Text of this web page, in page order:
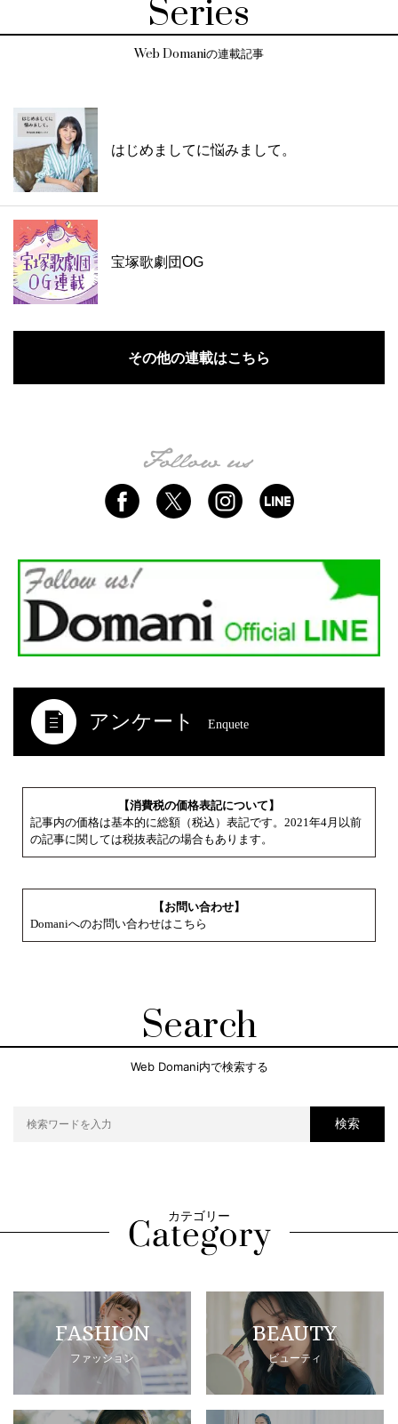
Series
Web Domaniの連載記事
はじめましてに悩みまして。
宝塚歌劇団OG
その他の連載はこちら
アンケート Enquete
【消費税の価格表記について】
記事内の価格は基本的に総額（税込）表記です。2021年4月以前
の記事に関しては税抜表記の場合もあります。
【お問い合わせ】
Domaniへのお問い合わせはこちら
Search
Web Domani内で検索する
検索
カテゴリー
FASHION
ファッション
BEAUTY
ビューティ